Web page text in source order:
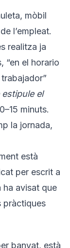
mòbil
l’empleat.
realitza ja
“en el horario
estipule el
minuts.
la jornada,
està
per escrit a
ha avisat que
pràctiques
banyat, està